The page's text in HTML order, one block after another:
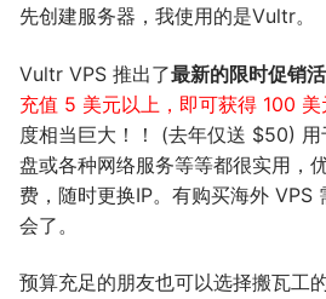
先创建服务器，我使用的是Vultr。
Vultr VPS 推出了最新的限时促销
充值 5 美元以上，即可获得 100 美
度相当巨大！！ (去年仅送 $50)
盘或各种网络服务等等都很实用，
费，随时更换IP。有购买海外 VPS
会了。
预算充足的朋友也可以选择搬瓦工